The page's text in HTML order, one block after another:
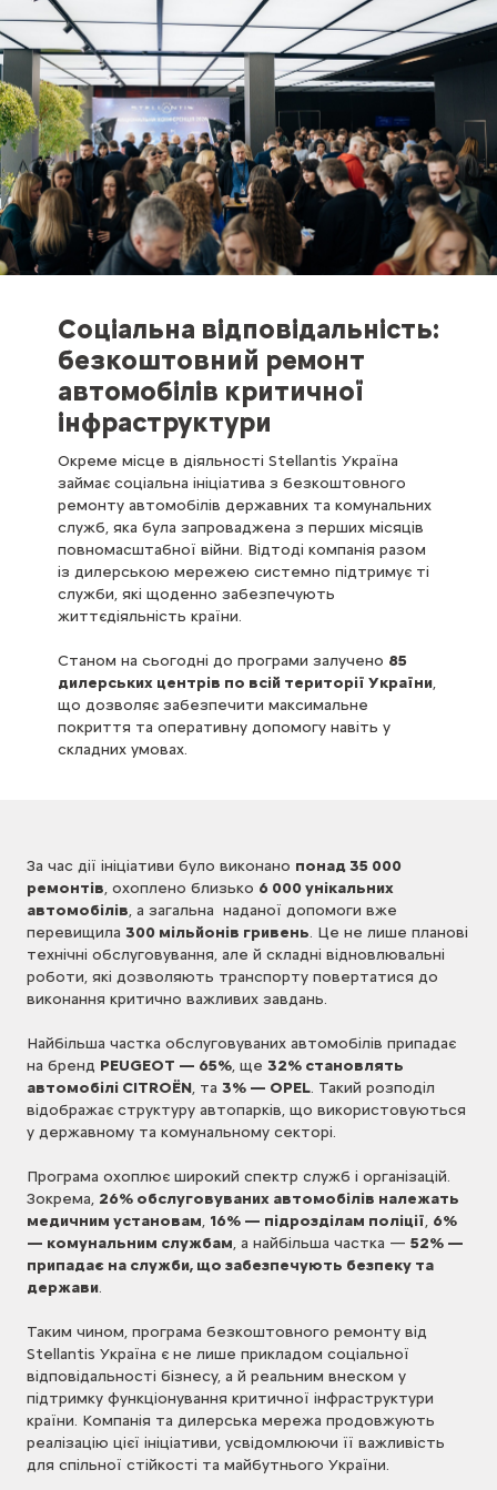
Соціальна відповідальність:
безкоштовний ремонт
автомобілів критичної
інфраструктури
Окреме місце в діяльності Stellantis Україна
займає соціальна ініціатива з безкоштовного
ремонту автомобілів державних та комунальних
служб, яка була запроваджена з перших місяців
повномасштабної війни. Відтоді компанія разом
із дилерською мережею системно підтримує ті
служби, які щоденно забезпечують
життєдіяльність країни.
Станом на сьогодні до програми залучено 85
дилерських центрів по всій території України,
що дозволяє забезпечити максимальне
покриття та оперативну допомогу навіть у
складних умовах.
За час дії ініціативи було виконано понад 35 000
ремонтів, охоплено близько 6 000 унікальних
автомобілів, а загальна наданої допомоги вже
перевищила 300 мільйонів гривень. Це не лише планові
технічні обслуговування, але й складні відновлювальні
роботи, які дозволяють транспорту повертатися до
виконання критично важливих завдань.
Найбільша частка обслуговуваних автомобілів припадає
на бренд PEUGEOT — 65%, ще 32% становлять
автомобілі CITROËN, та 3% — OPEL. Такий розподіл
відображає структуру автопарків, що використовуються
у державному та комунальному секторі.
Програма охоплює широкий спектр служб і організацій.
Зокрема, 26% обслуговуваних автомобілів належать
медичним установам, 16% — підрозділам поліції, 6%
— комунальним службам, а найбільша частка — 52% —
припадає на служби, що забезпечують безпеку та
держави.
Таким чином, програма безкоштовного ремонту від
Stellantis Україна є не лише прикладом соціальної
відповідальності бізнесу, а й реальним внеском у
підтримку функціонування критичної інфраструктури
країни. Компанія та дилерська мережа продовжують
реалізацію цієї ініціативи, усвідомлюючи її важливість
для спільної стійкості та майбутнього України.